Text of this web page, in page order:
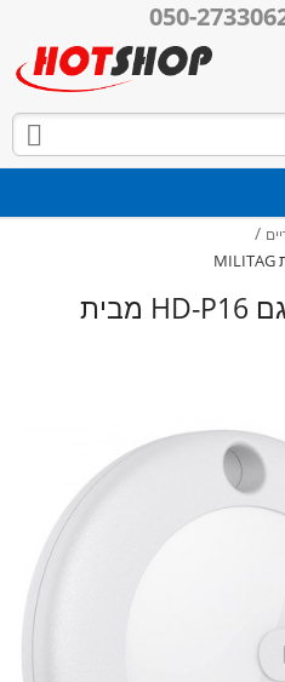
050-

/
חיישן איתור חפצים דגם HD-P16 מבית